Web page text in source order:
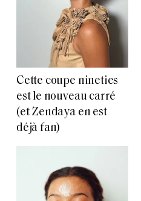
Cette coupe nineties
est le nouveau carré
(et Zendaya en est
déjà fan)